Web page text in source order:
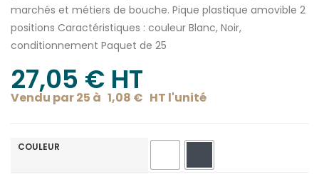
marchés et métiers de bouche. Pique plastique amovible 2
positions Caractéristiques : couleur Blanc, Noir,
conditionnement Paquet de 25
27,05 € HT
Vendu par 25 à 1,08 € HT l'unité
COULEUR